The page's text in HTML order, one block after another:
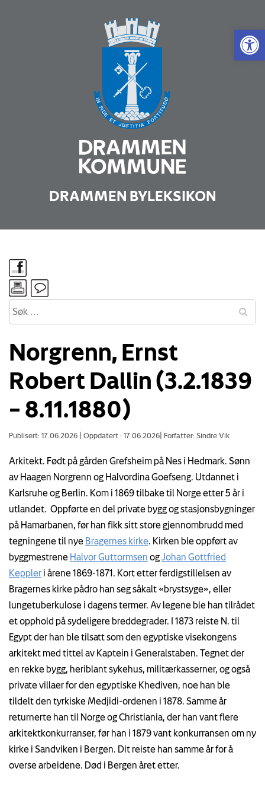
Vis
DRAMMEN BYLEKSIKON
Norgrenn, Ernst
Robert Dallin (3.2.1839
– 8.11.1880)
Publisert: 17.06.2026 Oppdatert : 17.06.2026 Forfatter: Sindre Vik
Arkitekt. Født på gården Grefsheim på Nes i Hedmark. Sønn
av Haagen Norgrenn og Halvordina Goefseng. Utdannet i
Karlsruhe og Berlin. Kom i 1869 tilbake til Norge etter 5 år i
utlandet. Oppførte en del private bygg og stasjonsbygninger
på Hamarbanen, før han fikk sitt store gjennombrudd med
tegningene til nye Bragernes kirke. Kirken ble oppført av
byggmestrene Halvor Guttormsen ogJohan Gottfried
Keppler i årene 1869-1871. Kort etter ferdigstillelsen av
Bragernes kirke pådro han seg såkalt «brystsyge», eller
lungetuberkulose i dagens termer. Av legene ble han tilrådet
et opphold på sydeligere breddegrader. I 1873 reiste N. til
Egypt der han ble tilsatt som den egyptiske visekongens
arkitekt med tittel av Kaptein i Generalstaben. Tegnet der
en rekke bygg, heriblant sykehus, militærkasserner, og også
private villaer for den egyptiske Khediven, noe han ble
tildelt den tyrkiske Medjidi-ordenen i 1878. Samme år
returnerte han til Norge og Christiania, der han vant flere
arkitektkonkurranser, før han i 1879 vant konkurransen om ny
kirke i Sandviken i Bergen. Dit reiste han samme år for å
overse arbeidene. Død i Bergen året etter.